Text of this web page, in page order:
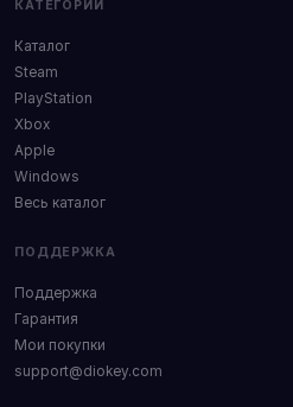
КАТЕГОРИИ
Каталог
Steam
PlayStation
Xbox
Apple
Windows
Весь каталог
ПОДДЕРЖКА
Поддержка
Гарантия
Мои покупки
support@diokey.com